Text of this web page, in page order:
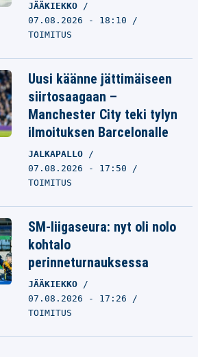
JÄÄKIEKKO
07.08.2026 - 18:10
TOIMITUS
Uusi käänne jättimäiseen
siirtosaagaan –
Manchester City teki tylyn
ilmoituksen Barcelonalle
JALKAPALLO
07.08.2026 - 17:50
TOIMITUS
SM-liigaseura: nyt oli nolo
kohtalo
perinneturnauksessa
JÄÄKIEKKO
07.08.2026 - 17:26
TOIMITUS